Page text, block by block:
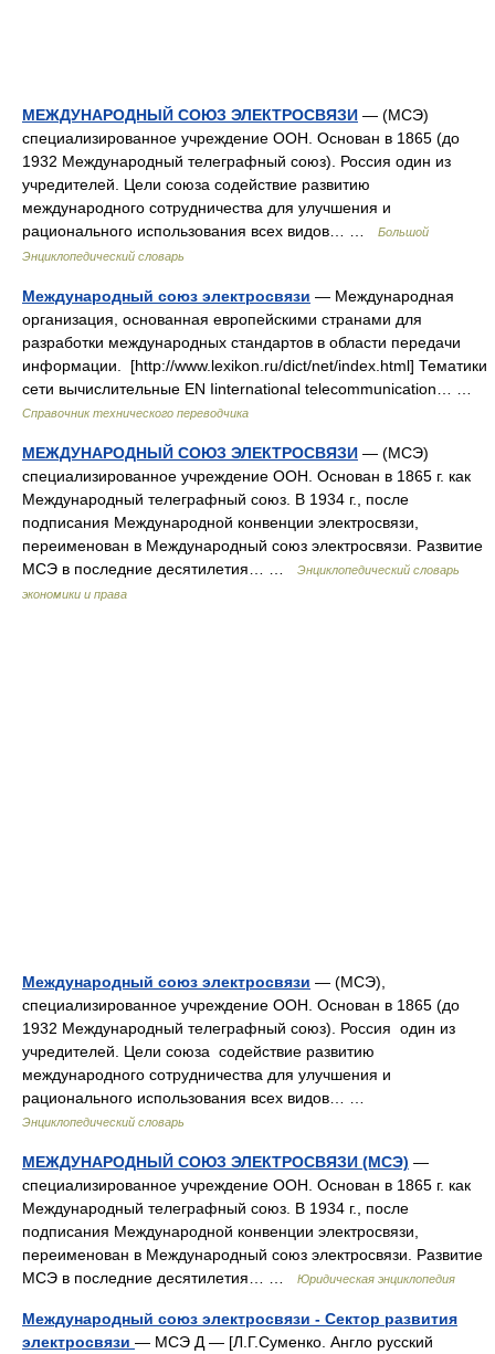
МЕЖДУНАРОДНЫЙ СОЮЗ ЭЛЕКТРОСВЯЗИ — (МСЭ)
специализированное учреждение ООН. Основан в 1865 (до
1932 Международный телеграфный союз). Россия один из
учредителей. Цели союза содействие развитию
международного сотрудничества для улучшения и
рационального использования всех видов… …
Большой
Энциклопедический словарь
Международный союз электросвязи — Международная
организация, основанная европейскими странами для
разработки международных стандартов в области передачи
информации. [http://www.lexikon.ru/dict/net/index.html] Тематики
сети вычислительные EN Iinternational telecommunication… …
Справочник технического переводчика
МЕЖДУНАРОДНЫЙ СОЮЗ ЭЛЕКТРОСВЯЗИ — (МСЭ)
специализированное учреждение ООН. Основан в 1865 г. как
Международный телеграфный союз. В 1934 г., после
подписания Международной конвенции электросвязи,
переименован в Международный союз электросвязи. Развитие
МСЭ в последние десятилетия… …
Энциклопедический словарь
экономики и права
Международный союз электросвязи — (МСЭ),
специализированное учреждение ООН. Основан в 1865 (до
1932 Международный телеграфный союз). Россия один из
учредителей. Цели союза содействие развитию
международного сотрудничества для улучшения и
рационального использования всех видов… …
Энциклопедический словарь
МЕЖДУНАРОДНЫЙ СОЮЗ ЭЛЕКТРОСВЯЗИ (МСЭ) —
специализированное учреждение ООН. Основан в 1865 г. как
Международный телеграфный союз. В 1934 г., после
подписания Международной конвенции электросвязи,
переименован в Международный союз электросвязи. Развитие
МСЭ в последние десятилетия… …
Юридическая энциклопедия
Международный союз электросвязи - Сектор развития
электросвязи — МСЭ Д — [Л.Г.Суменко. Англо русский